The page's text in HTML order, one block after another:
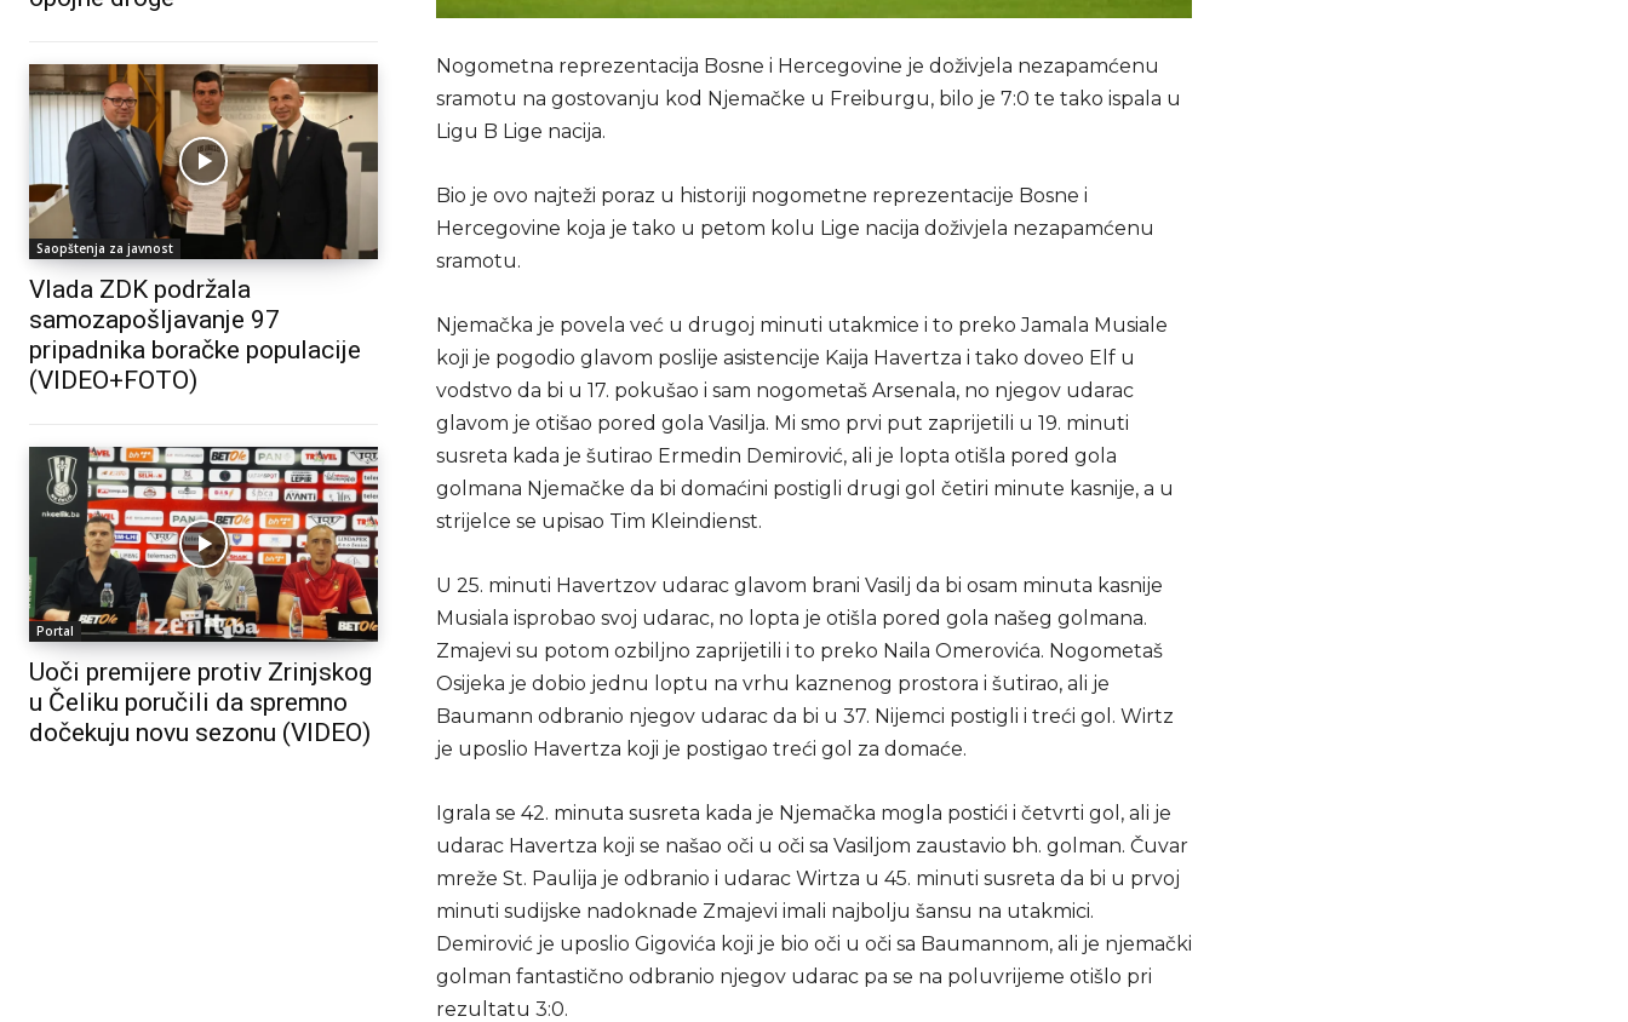
Saopštenja za javnost
Vlada ZDK podržala
samozapošljavanje 97
pripadnika boračke populacije
(VIDEO+FOTO)
Portal
Uoči premijere protiv Zrinjskog
u Čeliku poručili da spremno
dočekuju novu sezonu (VIDEO)
Nogometna reprezentacija Bosne i Hercegovine je doživjela nezapamćenu
sramotu na gostovanju kod Njemačke u Freiburgu, bilo je 7:0 te tako ispala u
Ligu B Lige nacija.
Bio je ovo najteži poraz u historiji nogometne reprezentacije Bosne i
Hercegovine koja je tako u petom kolu Lige nacija doživjela nezapamćenu
sramotu.
Njemačka je povela već u drugoj minuti utakmice i to preko Jamala Musiale
koji je pogodio glavom poslije asistencije Kaija Havertza i tako doveo Elf u
vodstvo da bi u 17. pokušao i sam nogometaš Arsenala, no njegov udarac
glavom je otišao pored gola Vasilja. Mi smo prvi put zaprijetili u 19. minuti
susreta kada je šutirao Ermedin Demirović, ali je lopta otišla pored gola
golmana Njemačke da bi domaćini postigli drugi gol četiri minute kasnije, a u
strijelce se upisao Tim Kleindienst.
U 25. minuti Havertzov udarac glavom brani Vasilj da bi osam minuta kasnije
Musiala isprobao svoj udarac, no lopta je otišla pored gola našeg golmana.
Zmajevi su potom ozbiljno zaprijetili i to preko Naila Omerovića. Nogometaš
Osijeka je dobio jednu loptu na vrhu kaznenog prostora i šutirao, ali je
Baumann odbranio njegov udarac da bi u 37. Nijemci postigli i treći gol. Wirtz
je uposlio Havertza koji je postigao treći gol za domaće.
Igrala se 42. minuta susreta kada je Njemačka mogla postići i četvrti gol, ali je
udarac Havertza koji se našao oči u oči sa Vasiljom zaustavio bh. golman. Čuvar
mreže St. Paulija je odbranio i udarac Wirtza u 45. minuti susreta da bi u prvoj
minuti sudijske nadoknade Zmajevi imali najbolju šansu na utakmici.
Demirović je uposlio Gigovića koji je bio oči u oči sa Baumannom, ali je njemački
golman fantastično odbranio njegov udarac pa se na poluvrijeme otišlo pri
rezultatu 3:0.